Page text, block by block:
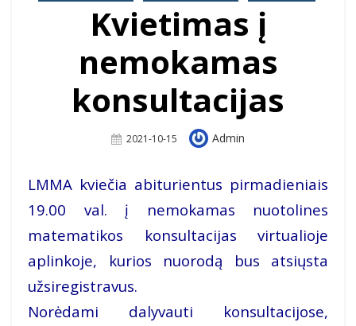
Kvietimas į
nemokamas
konsultacijas
Posted
2021-10-15 Author
Admin
LMMA kviečia abiturientus pirmadieniais
19.00 val. į nemokamas nuotolines
matematikos konsultacijas virtualioje
aplinkoje, kurios nuorodą bus atsiųsta
užsiregistravus.
Norėdami dalyvauti konsultacijose,